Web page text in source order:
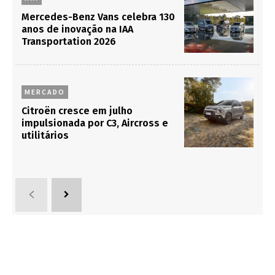
Mercedes-Benz Vans celebra 130
anos de inovação na IAA
Transportation 2026
MERCADO
Citroën cresce em julho
impulsionada por C3, Aircross e
utilitários